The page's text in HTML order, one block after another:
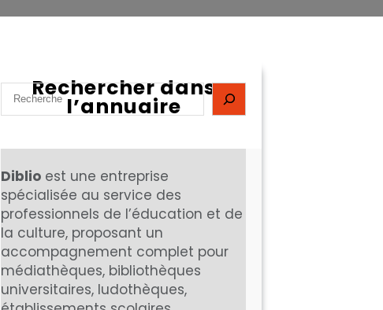
Rechercher dans
l’annuaire
e
r
c
h
Diblio est une entreprise
spécialisée au service des
professionnels de l’éducation et de
la culture, proposant un
accompagnement complet pour
médiathèques, bibliothèques
universitaires, ludothèques,